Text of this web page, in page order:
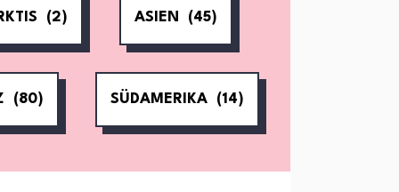
(2) ASIEN (45)
(80) SÜDAMERIKA (14)